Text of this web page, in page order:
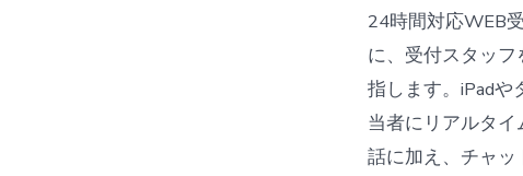
24時間対応WEB
に、受付スタッ
指します。iPad
当者にリアルタ
話に加え、チャ